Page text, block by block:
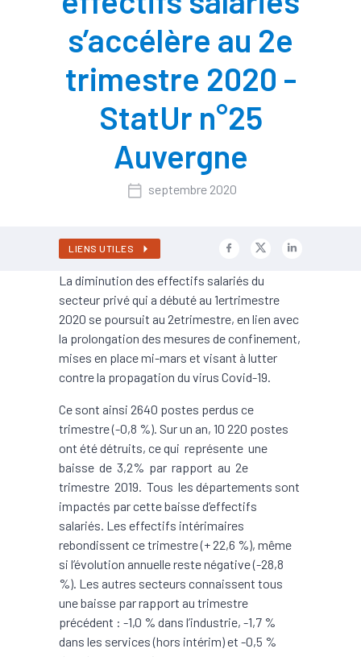
s’accélère au 2e
trimestre 2020 -
StatUr n°25
Auvergne
septembre 2020
LIENS UTILES
La diminution des effectifs salariés du
secteur privé qui a débuté au 1ertrimestre
2020 se poursuit au 2etrimestre, en lien avec
la prolongation des mesures de confinement,
mises en place mi-mars et visant à lutter
contre la propagation du virus Covid-19.
Ce sont ainsi 2640 postes perdus ce
trimestre (-0,8 %). Sur un an, 10 220 postes
ont été détruits, ce qui représente une
baisse de 3,2% par rapport au 2e
trimestre 2019. Tous les départements sont
impactés par cette baisse d’effectifs
salariés. Les effectifs intérimaires
rebondissent ce trimestre (+ 22,6 %), même
si l’évolution annuelle reste négative (-28,8
%). Les autres secteurs connaissent tous
une baisse par rapport au trimestre
précédent : -1,0 % dans l’industrie, -1,7 %
dans les services (hors intérim) et -0,5 %